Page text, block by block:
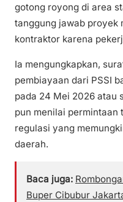
gotong royong di area
tanggung jawab proyek
kontraktor karena
Ia mengungkapkan,
pembiayaan dari PSSI
pada 24 Mei 2026 atau
pun menilai permintaan
regulasi yang
daerah.
Baca juga:
Buper Cibubur